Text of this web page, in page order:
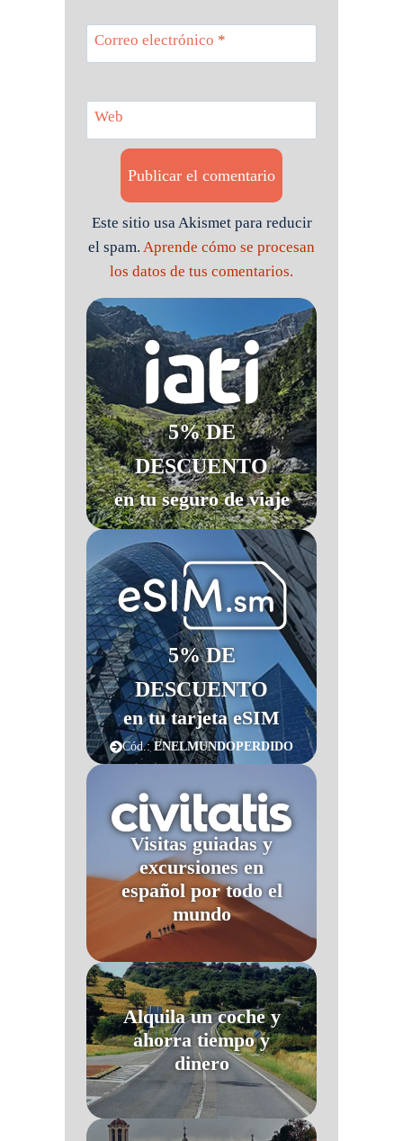
Correo electrónico *
Web
Este sitio usa Akismet para reducir
el spam. Aprende cómo se procesan
los datos de tus comentarios.
5% DE
DESCUENTO
en tu seguro de viaje
5% DE
DESCUENTO
en tu tarjeta eSIM
Cód.: ENELMUNDOPERDIDO
Visitas guiadas y
excursiones en
español por todo el
mundo
Alquila un coche y
ahorra tiempo y
dinero